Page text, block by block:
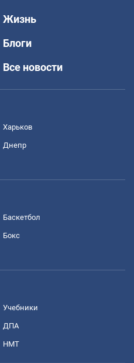
Жизнь
Блоги
Все новости
Харьков
Днепр
Баскетбол
Бокс
Учебники
ДПА
НМТ